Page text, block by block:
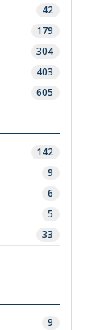
42
179
304
403
605
142
9
6
5
33
9